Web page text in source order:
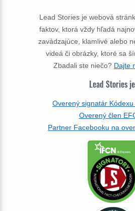
Lead Stories je webová
faktov, ktorá vždy hľadá
zavádzajúce, klamlivé alebo
videá či obrázky, ktoré sa
Zbadali ste niečo? Dajte
Lead Stories
Overený signatár
Overený člen
Partner Facebooku na